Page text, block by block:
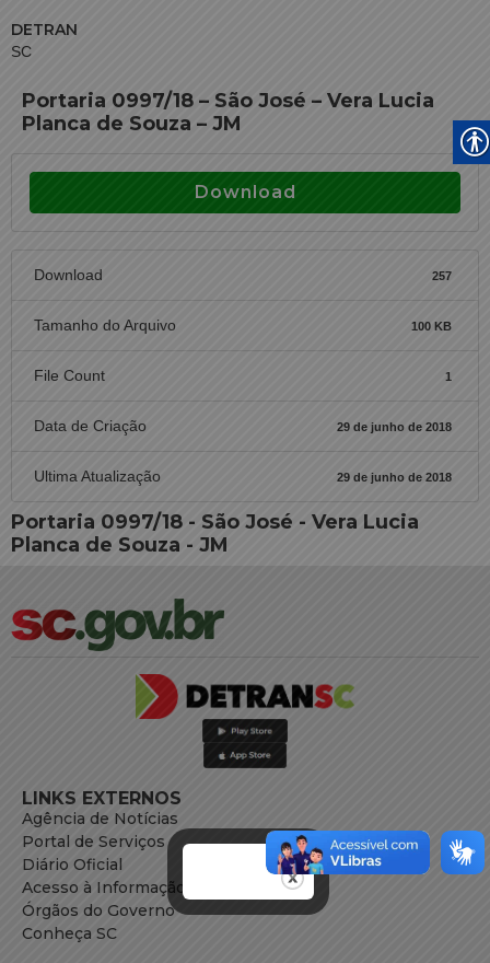
DETRAN
SC
Portaria 0997/18 – São José – Vera Lucia
Planca de Souza – JM
Download
Download 257
Tamanho do Arquivo 100 KB
File Count 1
Data de Criação 29 de junho de 2018
Ultima Atualização 29 de junho de 2018
Portaria 0997/18 - São José - Vera Lucia
Planca de Souza - JM
LINKS EXTERNOS
Agência de Notícias
Portal de Serviços
Diário Oficial
Acesso à Informação
Órgãos do Governo
Conheça SC